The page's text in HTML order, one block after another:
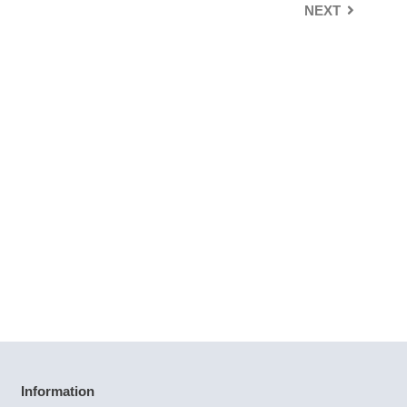
NEXT
Information